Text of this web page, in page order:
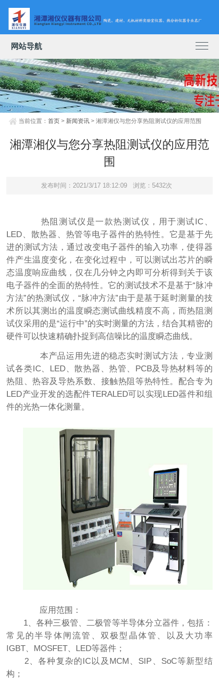
网站导航
当前位置：首页 > 新闻资讯 > 湘潭湘仪与您分享热阻测试仪的应用范围
湘潭湘仪与您分享热阻测试仪的应用范
围
发布时间：2021/3/17 18:12:09 浏览：5432次
热阻测试仪是一款热测试仪，用于测试IC、
LED、散热器、热管等电子器件的热特性。它是基于先
进的测试方法，通过改变电子器件的输入功率，使得器
件产生温度变化，在变化过程中，可以测试出芯片的瞬
态温度响应曲线，仅在几分钟之内即可分析得到关于该
电子器件的全面的热特性。它的测试技术不是基于“脉冲
方法”的热测试仪，“脉冲方法”由于是基于延时测量的技
术所以其测出的温度瞬态测试曲线精度不高，而热阻测
试仪采用的是“运行中”的实时测量的方法，结合其精密的
硬件可以快速精确扑捉到高信噪比的温度瞬态曲线。
本产品运用先进的稳态实时测试方法，专业测
试各类IC、LED、散热器、热管、PCB及导热材料等的
热阻、热容及导热系数、接触热阻等热特性。配合专为
LED产业开发的选配件TERALED可以实现LED器件和组
件的光热一体化测量。
应用范围：
1、各种三极管、二极管等半导体分立器件，包括：
常见的半导体闸流管、双极型晶体管、以及大功率
IGBT、MOSFET、LED等器件；
2、各种复杂的IC以及MCM、SIP、SoC等新型结
构；